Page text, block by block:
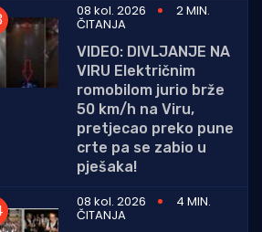
08 kol. 2026
2 MIN.
ČITANJA
VIDEO: DIVLJANJE NA
VIRU Električnim
romobilom jurio brže
50 km/h na Viru,
pretjecao preko pune
crte pa se zabio u
pješaka!
08 kol. 2026
4 MIN.
ČITANJA